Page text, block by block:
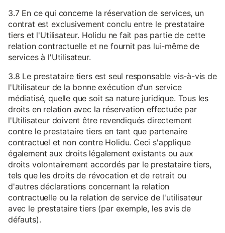
3.7 En ce qui concerne la réservation de services, un
contrat est exclusivement conclu entre le prestataire
tiers et l'Utilisateur. Holidu ne fait pas partie de cette
relation contractuelle et ne fournit pas lui-même de
services à l'Utilisateur.
3.8 Le prestataire tiers est seul responsable vis-à-vis de
l'Utilisateur de la bonne exécution d'un service
médiatisé, quelle que soit sa nature juridique. Tous les
droits en relation avec la réservation effectuée par
l'Utilisateur doivent être revendiqués directement
contre le prestataire tiers en tant que partenaire
contractuel et non contre Holidu. Ceci s'applique
également aux droits légalement existants ou aux
droits volontairement accordés par le prestataire tiers,
tels que les droits de révocation et de retrait ou
d'autres déclarations concernant la relation
contractuelle ou la relation de service de l'utilisateur
avec le prestataire tiers (par exemple, les avis de
défauts).